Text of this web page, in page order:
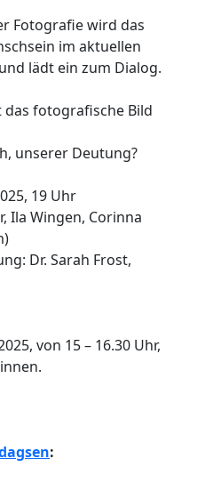
Fotografie wird das
im aktuellen
lädt ein zum Dialog.
fotografische Bild
unserer Deutung?
19 Uhr
Ila Wingen, Corinna
Dr. Sarah Frost,
von 15 – 16.30 Uhr,
: